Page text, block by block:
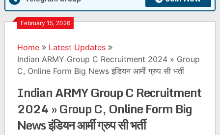
February 15, 2026
Home
Latest Updates
Indian ARMY Group C Recruitment 2024 » Group
C, Online Form Big News इंडियन आर्मी ग्रुप सी भर्ती
Indian ARMY Group C Recruitment
2024 » Group C, Online Form Big
News इंडियन आर्मी ग्रुप सी भर्ती